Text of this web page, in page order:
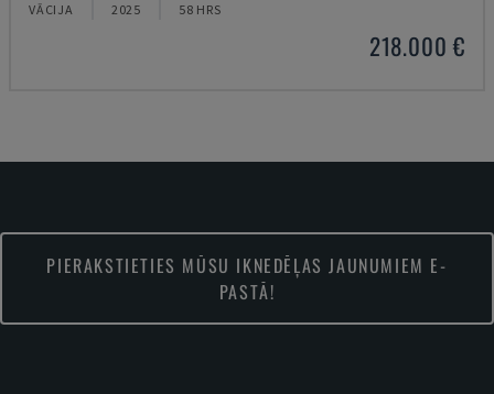
VĀCIJA 2025 58 HRS
218.000 €
PIERAKSTIETIES MŪSU IKNEDĒĻAS JAUNUMIEM E-
PASTĀ!